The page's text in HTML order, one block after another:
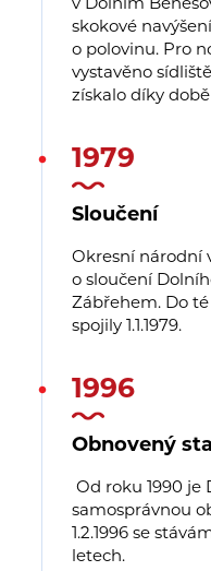
v Dolním
skokové
o polovinu. Pro
vystavěno
získalo díky
Sloučení
1979
Okresní národní
o sloučení
Zábřehem. Do
spojily 1.1.1979.
Obnovený
1996
Od roku 1990 je
samosprávnou
1.2.1996 se
letech.